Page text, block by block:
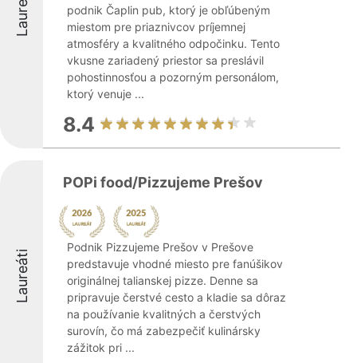
podnik Čaplin pub, ktorý je obľúbeným
miestom pre priaznivcov príjemnej
atmosféry a kvalitného odpočinku. Tento
vkusne zariadený priestor sa preslávil
pohostinnosťou a pozorným personálom,
ktorý venuje ...
8.4
Laureáti
POPi food/Pizzujeme Prešov
Podnik Pizzujeme Prešov v Prešove
predstavuje vhodné miesto pre fanúšikov
originálnej talianskej pizze. Denne sa
pripravuje čerstvé cesto a kladie sa dôraz
na používanie kvalitných a čerstvých
surovín, čo má zabezpečiť kulinársky
zážitok pri ...